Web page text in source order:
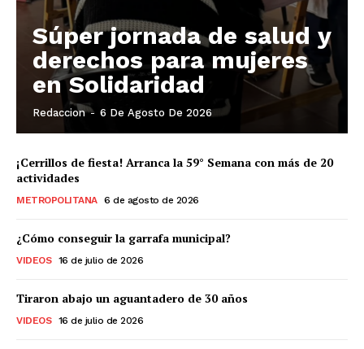
Súper jornada de salud y
derechos para mujeres
en Solidaridad
Redaccion - 6 De Agosto De 2026
¡Cerrillos de fiesta! Arranca la 59° Semana con más de 20
actividades
METROPOLITANA 6 de agosto de 2026
¿Cómo conseguir la garrafa municipal?
VIDEOS 16 de julio de 2026
Tiraron abajo un aguantadero de 30 años
VIDEOS 16 de julio de 2026